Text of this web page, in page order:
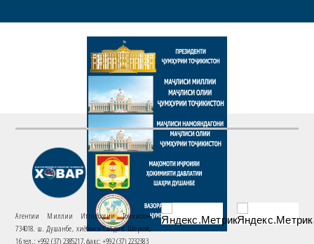
Агентии Миллии Иттилоотии Тоҷикистон
734018. ш. Душанбе, хиёбони Саъдии Шерозӣ,
16 тел.: +992 (37) 2385217, факс: +992 (37) 2232383